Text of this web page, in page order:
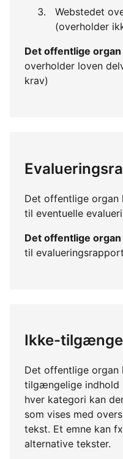
Webstedet
(overholder
Det offentlige
overholder loven
krav)
Det offentlige organ
til eventuelle
Det offentlige
til
Ikke-
Det offentlige
tilgængelige indhold
hver kategori kan
som vises med
tekst. Et emne kan
alternative tekster.